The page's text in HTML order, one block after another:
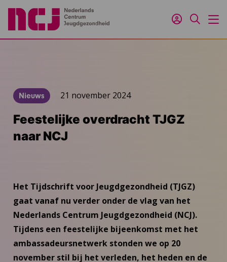
Inloggen
Zoeken
Nieuws 21 november 2024
Feestelijke overdracht TJGZ
naar NCJ
Het Tijdschrift voor Jeugdgezondheid (TJGZ)
gaat vanaf nu verder onder de vlag van het
Nederlands Centrum Jeugdgezondheid (NCJ).
Tijdens een feestelijke bijeenkomst met het
ambassadeursnetwerk stonden we op 20
november stil bij het verleden, het heden en de